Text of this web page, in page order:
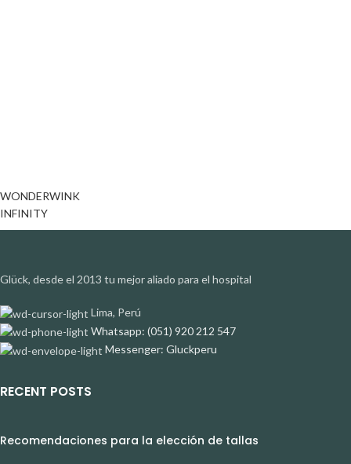
WONDERWINK
INFINITY
Glück, desde el 2013 tu mejor aliado para el hospital
Lima, Perú
Whatsapp: (051) 920 212 547
Messenger: Gluckperu
RECENT POSTS
Recomendaciones para la elección de tallas